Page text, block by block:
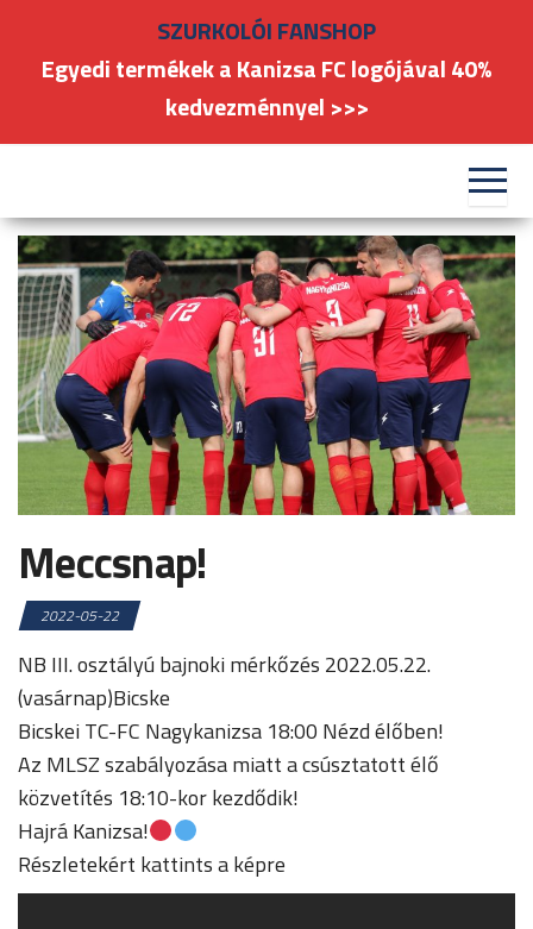
FC
#kanizsafoci
Meccsnap!
2022-05-22
NB III. osztályú bajnoki mérkőzés 2022.05.22.
(vasárnap)Bicske
Bicskei TC-FC Nagykanizsa 18:00 Nézd élőben!
Az MLSZ szabályozása miatt a csúsztatott élő
közvetítés 18:10-kor kezdődik!
Hajrá Kanizsa!
Részletekért kattints a képre
SZURKOLÓI FANSHOP
Egyedi termékek a Kanizsa FC logójával 40%
kedvezménnyel >>>